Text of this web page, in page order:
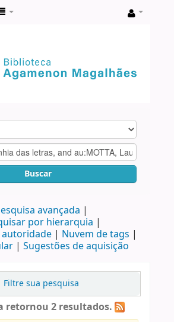
Buscar
avançada
por hierarquia
autoridade
Nuvem de tags
Sugestões de aquisição
Filtre sua pesquisa
retornou 2 resultados.